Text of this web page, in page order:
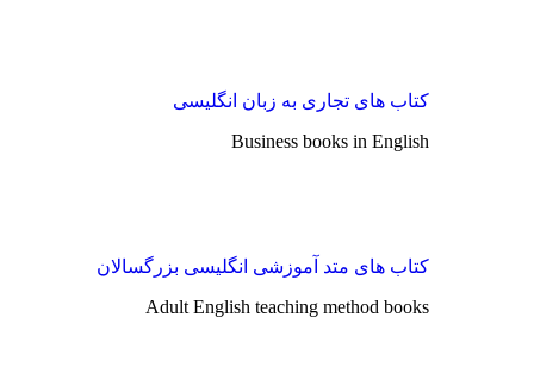
کتاب های تجاری به زبان انگلیسی
Business books in English
کتاب های متد آموزشی انگلیسی بزرگسالان
Adult English teaching method books